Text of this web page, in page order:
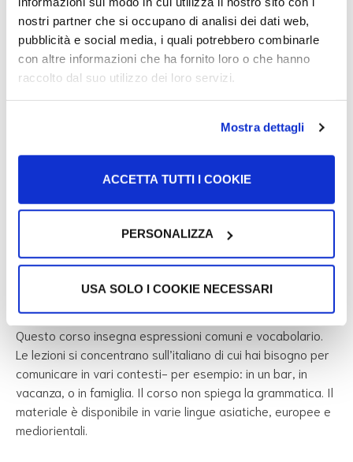
nostri partner che si occupano di analisi dei dati web,
pubblicità e social media, i quali potrebbero combinarle
con altre informazioni che ha fornito loro o che hanno
raccolto dal suo utilizzo dei loro servizi.
Mostra dettagli
ACCETTA TUTTI I COOKIE
PERSONALIZZA
USA SOLO I COOKIE NECESSARI
Questo corso di italiano online è formato da 80 lezioni. Le
lezioni vanno da un livello base, iniziando con l’alfabeto, a
un livello più alto. Devi registrarti con username, email e
password per accedere al corso.
Raccomandato per: utenti con una conoscenza base
di italiano
Loecsen
Questo corso insegna espressioni comuni e vocabolario.
Le lezioni si concentrano sull’italiano di cui hai bisogno per
comunicare in vari contesti- per esempio: in un bar, in
vacanza, o in famiglia. Il corso non spiega la grammatica. Il
materiale è disponibile in varie lingue asiatiche, europee e
mediorientali.